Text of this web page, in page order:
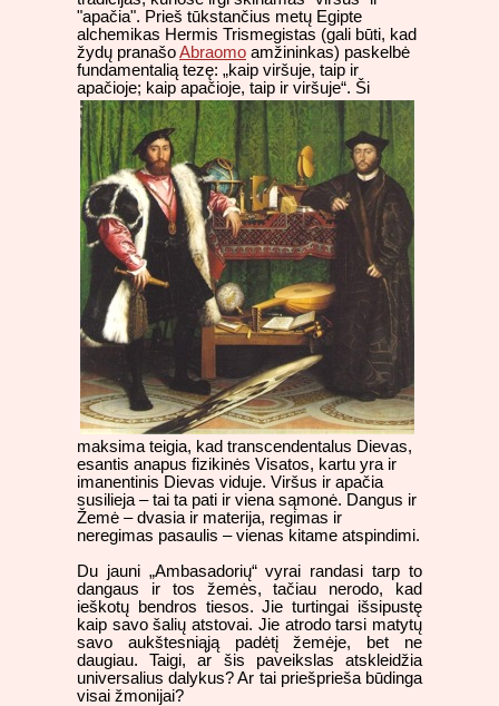
"apačia". Prieš tūkstančius metų Egipte
alchemikas Hermis Trismegistas (gali būti, kad
žydų pranašoAbraomo amžininkas) paskelbė
fundamentalią tezę: „kaip viršuje, taip ir
apačioje; kaip apačioje, taip ir viršuje“. Ši
maksima teigia, kad transcendentalus Dievas,
esantis anapus fizikinės Visatos, kartu yra ir
imanentinis Dievas viduje. Viršus ir apačia
susilieja – tai ta pati ir viena sąmonė. Dangus ir
Žemė – dvasia ir materija, regimas ir
neregimas pasaulis – vienas kitame atspindimi.
Du jauni „Ambasadorių“ vyrai randasi tarp to
dangaus ir tos žemės, tačiau nerodo, kad
ieškotų bendros tiesos. Jie turtingai išsipustę
kaip savo šalių atstovai. Jie atrodo tarsi matytų
savo aukštesniąją padėtį žemėje, bet ne
daugiau. Taigi, ar šis paveikslas atskleidžia
universalius dalykus? Ar tai priešprieša būdinga
visai žmonijai?